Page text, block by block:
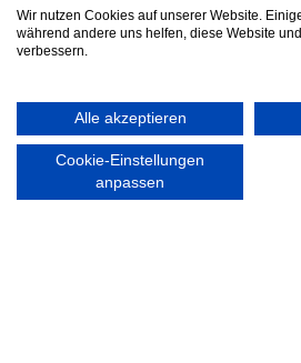
Tel. 040 / 64 50 62 - 0
info@walddoerfer-sv.de
Wir nutzen Cookies auf unserer Website.
während andere uns helfen, diese Website
verbessern.
Alle akzeptieren
Cookie-Einstellungen
anpassen